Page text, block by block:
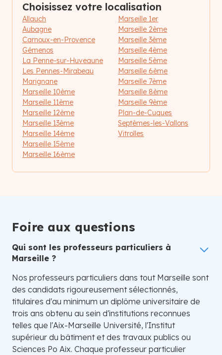
Choisissez votre localisation
Allauch
Aubagne
Carnoux-en-Provence
Gémenos
La Penne-sur-Huveaune
Les Pennes-Mirabeau
Marignane
Marseille 10ème
Marseille 11ème
Marseille 12ème
Marseille 13ème
Marseille 14ème
Marseille 15ème
Marseille 16ème
Marseille 1er
Marseille 2ème
Marseille 3ème
Marseille 4ème
Marseille 5ème
Marseille 6ème
Marseille 7ème
Marseille 8ème
Marseille 9ème
Plan-de-Cuques
Septèmes-les-Vallons
Vitrolles
Foire aux questions
Qui sont les professeurs particuliers à
Marseille ?
Nos professeurs particuliers dans tout Marseille sont
des candidats rigoureusement sélectionnés,
titulaires d'au minimum un diplôme universitaire de
trois ans obtenu au sein d'institutions reconnues
telles que l'Aix-Marseille Université, l'Institut
supérieur du bâtiment et des travaux publics ou
Sciences Po Aix. Chaque professeur particulier